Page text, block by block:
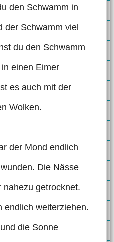
den Schwamm in
der Schwamm viel
du den Schwamm
einen Eimer
es auch mit der
Wolken.
der Mond endlich
Die Nässe
nahezu getrocknet.
endlich weiterziehen.
die Sonne